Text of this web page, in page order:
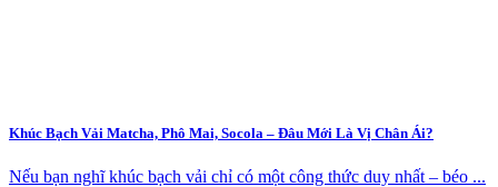
Khúc Bạch Vải Matcha, Phô Mai, Socola – Đâu Mới Là Vị Chân Ái?
Nếu bạn nghĩ khúc bạch vải chỉ có một công thức duy nhất – béo ...